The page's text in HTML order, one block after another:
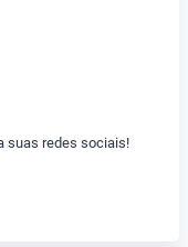
suas redes sociais!